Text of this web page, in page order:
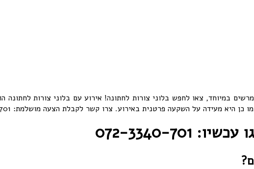
במיוחד, צאו לחפש בלוני צורות לחתונה! אירוע עם בלוני צורות לחתונה
מעידה על השקעה פרטנית באירוע. צרו קשר לקבלת הצעה מושלמת: 072-3340-701
072-3340-701